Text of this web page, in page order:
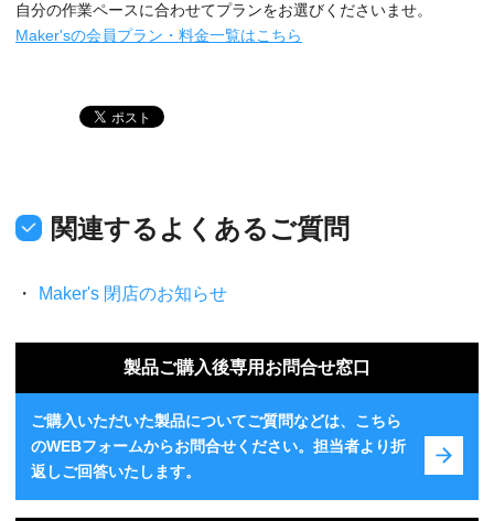
自分の作業ペースに合わせてプランをお選びくださいませ。
Maker'sの会員プラン・料金一覧はこちら
関連するよくあるご質問
Maker's 閉店のお知らせ
製品ご購入後専用お問合せ窓口
ご購入いただいた製品についてご質問などは、こちら
のWEBフォームからお問合せください。担当者より折
返しご回答いたします。